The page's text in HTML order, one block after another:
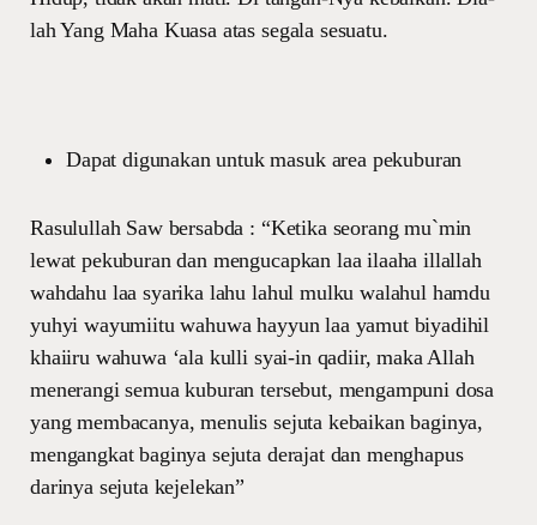
lah Yang Maha Kuasa atas segala sesuatu.
Dapat digunakan untuk masuk area pekuburan
Rasulullah Saw bersabda : “Ketika seorang mu`min
lewat pekuburan dan mengucapkan laa ilaaha illallah
wahdahu laa syarika lahu lahul mulku walahul hamdu
yuhyi wayumiitu wahuwa hayyun laa yamut biyadihil
khaiiru wahuwa ‘ala kulli syai-in qadiir, maka Allah
menerangi semua kuburan tersebut, mengampuni dosa
yang membacanya, menulis sejuta kebaikan baginya,
mengangkat baginya sejuta derajat dan menghapus
darinya sejuta kejelekan”